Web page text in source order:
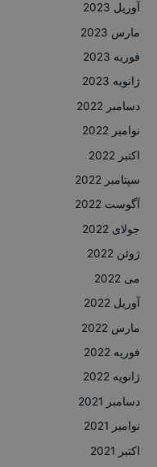
آوریل 2023
مارس 2023
فوریه 2023
ژانویه 2023
دسامبر 2022
نوامبر 2022
اکتبر 2022
سپتامبر 2022
آگوست 2022
جولای 2022
ژوئن 2022
می 2022
آوریل 2022
مارس 2022
فوریه 2022
ژانویه 2022
دسامبر 2021
نوامبر 2021
اکتبر 2021